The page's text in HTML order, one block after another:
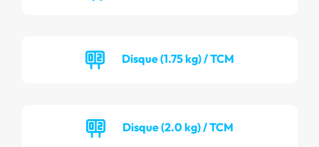
Disque (1.75 kg) / TCM
Disque (2.0 kg) / TCM